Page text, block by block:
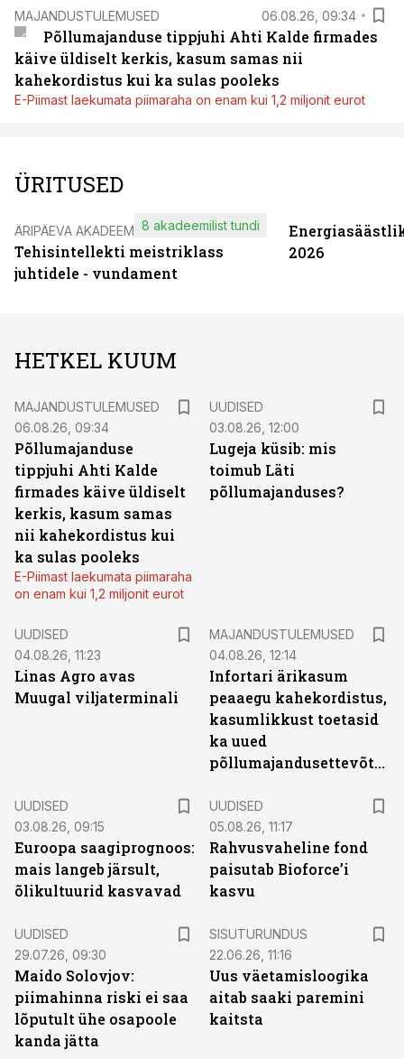
MAJANDUSTULEMUSED 06.08.26, 09:34
Põllumajanduse tippjuhi Ahti Kalde firmades
käive üldiselt kerkis, kasum samas nii
kahekordistus kui ka sulas pooleks
E-Piimast laekumata piimaraha on enam kui 1,2 miljonit eurot
ÜRITUSED
ÄRIPÄEVA AKADEEMIA
Tehisintellekti meistriklass
juhtidele - vundament
8 akadeemilist tundi
2026
HETKEL KUUM
MAJANDUSTULEMUSED
06.08.26, 09:34
Põllumajanduse
tippjuhi Ahti Kalde
firmades käive üldiselt
kerkis, kasum samas
nii kahekordistus kui
ka sulas pooleks
E-Piimast laekumata piimaraha
on enam kui 1,2 miljonit eurot
UUDISED
03.08.26, 12:00
Lugeja küsib: mis
toimub Läti
põllumajanduses?
UUDISED
04.08.26, 11:23
Linas Agro avas
Muugal viljaterminali
MAJANDUSTULEMUSED
04.08.26, 12:14
Infortari ärikasum
peaaegu kahekordistus,
kasumlikkust toetasid
ka uued
põllumajandusettevõtted
UUDISED
03.08.26, 09:15
Euroopa saagiprognoos:
mais langeb järsult,
õlikultuurid kasvavad
UUDISED
05.08.26, 11:17
Rahvusvaheline fond
paisutab Bioforce’i
kasvu
UUDISED
29.07.26, 09:30
Maido Solovjov:
piimahinna riski ei saa
lõputult ühe osapoole
kanda jätta
SISUTURUNDUS
22.06.26, 11:16
Uus väetamisloogika
aitab saaki paremini
kaitsta